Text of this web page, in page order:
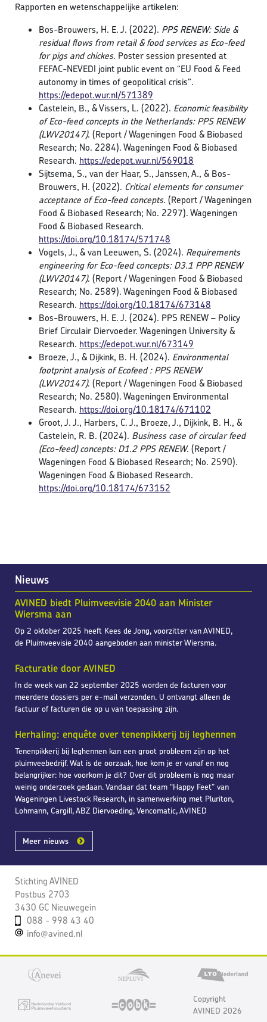
Nieuws
AVINED biedt Pluimveevisie 2040 aan Minister
Wiersma aan
Op 2 oktober 2025 heeft Kees de Jong, voorzitter van AVINED,
de Pluimveevisie 2040 aangeboden aan minister Wiersma.
Facturatie door AVINED
In de week van 22 september 2025 worden de facturen voor
meerdere dossiers per e-mail verzonden. U ontvangt alleen de
factuur of facturen die op u van toepassing zijn.
Herhaling: enquête over tenenpikkerij bij leghennen
Tenenpikkerij bij leghennen kan een groot probleem zijn op het
pluimveebedrijf. Wat is de oorzaak, hoe kom je er vanaf en nog
belangrijker: hoe voorkom je dit? Over dit probleem is nog maar
weinig onderzoek gedaan. Vandaar dat team “Happy Feet” van
Wageningen Livestock Research, in samenwerking met Pluriton,
Lohmann, Cargill, ABZ Diervoeding, Vencomatic, AVINED
Meer nieuws
Stichting AVINED
Postbus 2703
3430 GC Nieuwegein
088 - 998 43 40
info@avined.nl
Rapporten en wetenschappelijke artikelen:
Bos-Brouwers, H. E. J. (2022). PPS RENEW: Side &
residual flows from retail & food services as Eco-feed
for pigs and chickes. Poster session presented at
FEFAC-NEVEDI joint public event on “EU Food & Feed
autonomy in times of geopolitical crisis”.
https://edepot.wur.nl/571389
Castelein, B., & Vissers, L. (2022). Economic feasibility
of Eco-feed concepts in the Netherlands: PPS RENEW
(LWV20147). (Report / Wageningen Food & Biobased
Research; No. 2284). Wageningen Food & Biobased
Research. https://edepot.wur.nl/569018
Sijtsema, S., van der Haar, S., Janssen, A., & Bos-
Brouwers, H. (2022). Critical elements for consumer
acceptance of Eco-feed concepts. (Report / Wageningen
Food & Biobased Research; No. 2297). Wageningen
Food & Biobased Research.
https://doi.org/10.18174/571748
Vogels, J., & van Leeuwen, S. (2024). Requirements
engineering for Eco-feed concepts: D3.1 PPP RENEW
(LWV20147). (Report / Wageningen Food & Biobased
Research; No. 2589). Wageningen Food & Biobased
Research. https://doi.org/10.18174/673148
Bos-Brouwers, H. E. J. (2024). PPS RENEW – Policy
Brief Circulair Diervoeder. Wageningen University &
Research. https://edepot.wur.nl/673149
Broeze, J., & Dijkink, B. H. (2024). Environmental
footprint analysis of Ecofeed : PPS RENEW
(LWV20147). (Report / Wageningen Food & Biobased
Research; No. 2580). Wageningen Environmental
Research. https://doi.org/10.18174/671102
Groot, J. J., Harbers, C. J., Broeze, J., Dijkink, B. H., &
Castelein, R. B. (2024). Business case of circular feed
(Eco-feed) concepts: D1.2 PPS RENEW. (Report /
Wageningen Food & Biobased Research; No. 2590).
Wageningen Food & Biobased Research.
https://doi.org/10.18174/673152
Copyright
AVINED 2026